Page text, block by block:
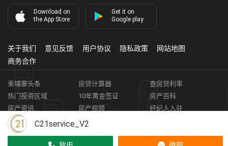
C21service_V2
Download on
the App Store
Get it on
Google play
关于我们 意见反馈 用户协议 隐私政策
网站地图
商务合作
柬埔寨头条 房贷计算器
查房贷利率
热门投资区域
10年黄金签证
房产百科
房产资讯
房产视频
经纪人入驻
获取客资
柬埔寨房地产APP
2026 HARBOR PROPERTY CO., LTD.房地产证编号: E-